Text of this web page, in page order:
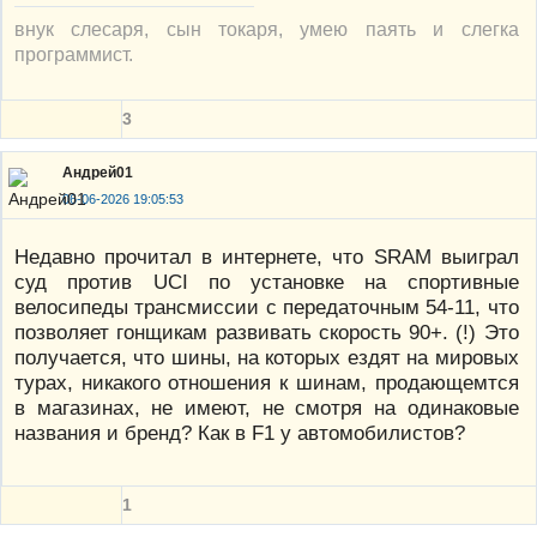
внук слесаря, сын токаря, умею паять и слегка
программист.
3
Андрей01
06-06-2026 19:05:53
Недавно прочитал в интернете, что SRAM выиграл
суд против UCI по установке на спортивные
велосипеды трансмиссии с передаточным 54-11, что
позволяет гонщикам развивать скорость 90+. (!) Это
получается, что шины, на которых ездят на мировых
турах, никакого отношения к шинам, продающемтся
в магазинах, не имеют, не смотря на одинаковые
названия и бренд? Как в F1 у автомобилистов?
1